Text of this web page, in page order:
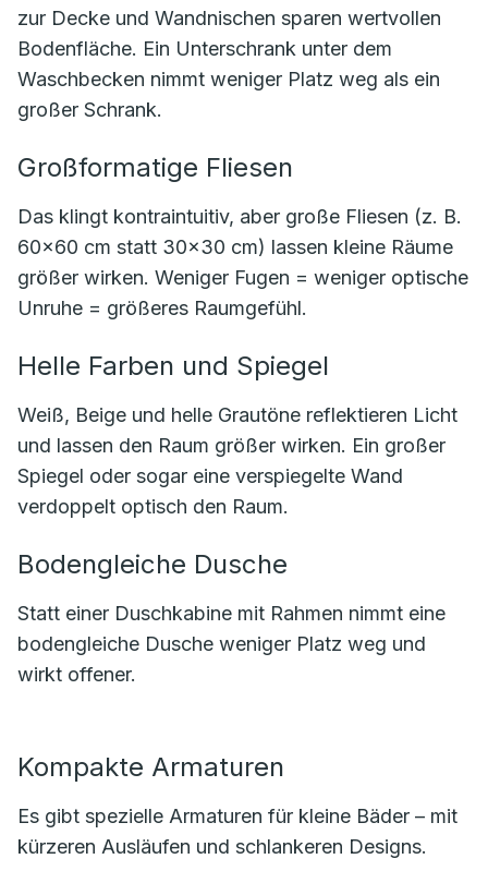
zur Decke und Wandnischen sparen wertvollen
Bodenfläche. Ein Unterschrank unter dem
Waschbecken nimmt weniger Platz weg als ein
großer Schrank.
Großformatige Fliesen
Das klingt kontraintuitiv, aber große Fliesen (z. B.
60×60 cm statt 30×30 cm) lassen kleine Räume
größer wirken. Weniger Fugen = weniger optische
Unruhe = größeres Raumgefühl.
Helle Farben und Spiegel
Weiß, Beige und helle Grautöne reflektieren Licht
und lassen den Raum größer wirken. Ein großer
Spiegel oder sogar eine verspiegelte Wand
verdoppelt optisch den Raum.
Bodengleiche Dusche
Statt einer Duschkabine mit Rahmen nimmt eine
bodengleiche Dusche weniger Platz weg und
wirkt offener.
Kompakte Armaturen
Es gibt spezielle Armaturen für kleine Bäder – mit
kürzeren Ausläufen und schlankeren Designs.